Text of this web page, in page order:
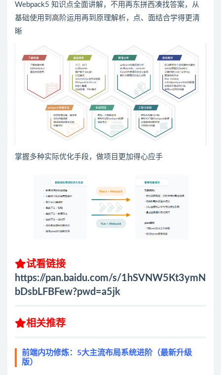
Webpack5 知识点全面讲解，不用再东拼西凑找答案，从
基础使用到高阶运用再到原理解析，点、面结合学得更清
晰
掌握多种实际优化手段，做项目更加得心应手
试看链接
https://pan.baidu.com/s/1hSVNW5Kt3ymN
bDsbLFBFew?pwd=a5jk
相关推荐
前端内功修炼：5大主流布局系统进阶（最新升级
版）